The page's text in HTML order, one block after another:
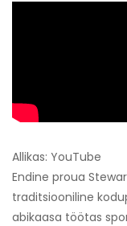
Allikas: YouTube
Endine proua
traditsiooniline
abikaasa töötas